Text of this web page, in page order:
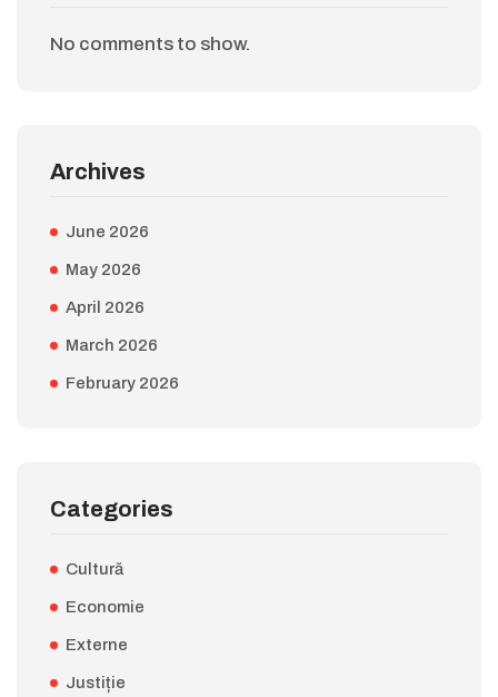
No comments to show.
Archives
June 2026
May 2026
April 2026
March 2026
February 2026
Categories
Cultură
Economie
Externe
Justiție